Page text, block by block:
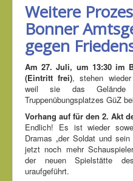
Weitere
Bonner
gegen
Am 27. Juli, um 13:30 im
(Eintritt frei), stehen
weil sie das Gelände
Truppenübungsplatzes GüZ
Vorhang auf für den 2. Akt
Endlich! Es ist wieder
Dramas „der Soldat und
jetzt noch mehr
der neuen Spielstätte
uraufgeführt.